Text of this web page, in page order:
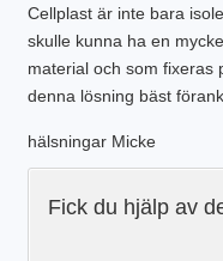
Cellplast är inte bara
skulle kunna ha en
material och som fixeras
denna lösning bäst
hälsningar Micke
Fick du hjälp av